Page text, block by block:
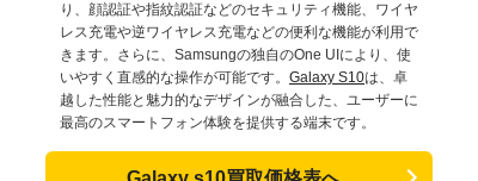
り、顔認証や指紋認証などのセキュリティ機能、ワイヤ
レス充電や逆ワイヤレス充電などの便利な機能が利用で
きます。さらに、Samsungの独自のOne UIにより、使
いやすく直感的な操作が可能です。 Galaxy S10は、卓
越した性能と魅力的なデザインが融合した、ユーザーに
最高のスマートフォン体験を提供する端末です。